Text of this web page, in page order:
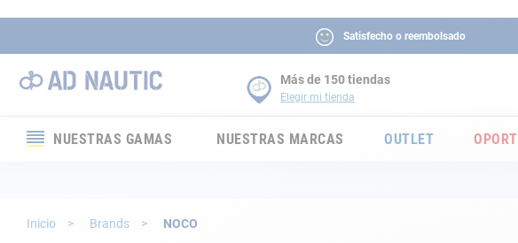
Satisfecho o reembolsado
Más de 150 tiendas
Elegir mi tienda
NUESTRAS GAMAS
Electricidad
NUESTRAS MARCAS OUTLET
Inicio Brands NOCO